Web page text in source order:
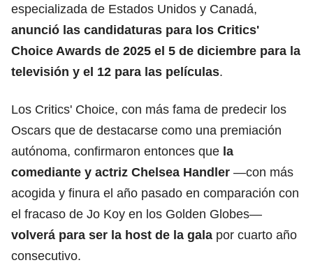
especializada de Estados Unidos y Canadá,
anunció las candidaturas para los Critics'
Choice Awards de 2025 el 5 de diciembre para la
televisión y el 12 para las películas.
Los Critics' Choice, con más fama de predecir los
Oscars que de destacarse como una premiación
autónoma, confirmaron entonces que la
comediante y actriz Chelsea Handler —con más
acogida y finura el año pasado en comparación con
el fracaso de Jo Koy en los Golden Globes—
volverá para ser la host de la gala por cuarto año
consecutivo.